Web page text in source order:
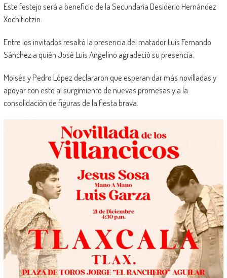
Este festejo será a beneficio de la Secundaria Desiderio Hernández
Xochitiotzin.
Entre los invitados resaltó la presencia del matador Luis Fernando
Sánchez a quién José Luis Angelino agradeció su presencia.
Moisés y Pedro López declararon que esperan dar más novilladas y
apoyar con esto al surgimiento de nuevas promesas y a la
consolidación de figuras de la fiesta brava.